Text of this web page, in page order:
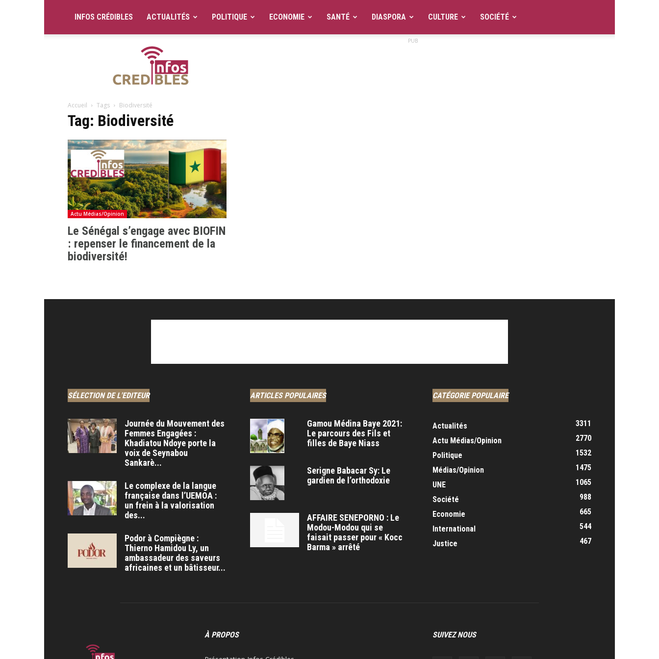
INFOS CRÉDIBLES ACTUALITÉS POLITIQUE ECONOMIE SANTÉ DIASPORA CULTURE SOCIÉTÉ
PUB
Accueil Tags Biodiversité
Tag: Biodiversité
Actu Médias/Opinion
Le Sénégal s’engage avec BIOFIN
: repenser le financement de la
biodiversité!
SÉLECTION DE L'EDITEUR
Journée du Mouvement des
Femmes Engagées :
Khadiatou Ndoye porte la
voix de Seynabou
Sankarè...
Le complexe de la langue
française dans l’UEMOA :
un frein à la valorisation
des...
Podor à Compiègne :
Thierno Hamidou Ly, un
ambassadeur des saveurs
africaines et un bâtisseur...
ARTICLES POPULAIRES
Gamou Médina Baye 2021:
Le parcours des Fils et
filles de Baye Niass
Serigne Babacar Sy: Le
gardien de l’orthodoxie
AFFAIRE SENEPORNO : Le
Modou-Modou qui se
faisait passer pour « Kocc
Barma » arrêté
CATÉGORIE POPULAIRE
Actualités
3311
Actu Médias/Opinion
2770
Politique
1532
Médias/Opinion
1475
UNE
1065
Société
988
Economie
665
International
544
Justice
467
À PROPOS SUIVEZ NOUS